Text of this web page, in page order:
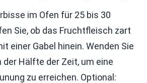
im Ofen für 25 bis 30
Sie, ob das Fruchtfleisch zart
einer Gabel hinein. Wenden Sie
der Hälfte der Zeit, um eine
zu erreichen. Optional: